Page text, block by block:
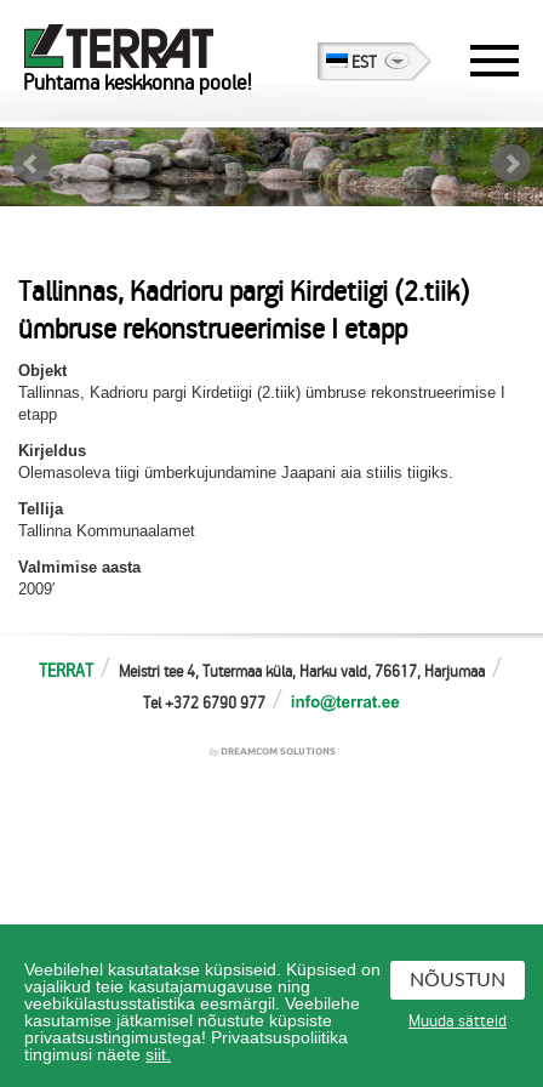
Puhtama keskkonna poole!
EST
Tallinnas, Kadrioru pargi Kirdetiigi (2.tiik)
ümbruse rekonstrueerimise I etapp
Objekt
Tallinnas, Kadrioru pargi Kirdetiigi (2.tiik) ümbruse rekonstrueerimise I
etapp
Kirjeldus
Olemasoleva tiigi ümberkujundamine Jaapani aia stiilis tiigiks.
Tellija
Tallinna Kommunaalamet
Valmimise aasta
2009′
TERRAT
Meistri tee 4, Tutermaa küla, Harku vald, 76617, Harjumaa
Tel +372 6790 977
Veebilehel kasutatakse küpsiseid. Küpsised on
vajalikud teie kasutajamugavuse ning
veebikülastusstatistika eesmärgil. Veebilehe
kasutamise jätkamisel nõustute küpsiste
privaatsustingimustega! Privaatsuspoliitika
tingimusi näete siit.
NÕUSTUN
Muuda sätteid